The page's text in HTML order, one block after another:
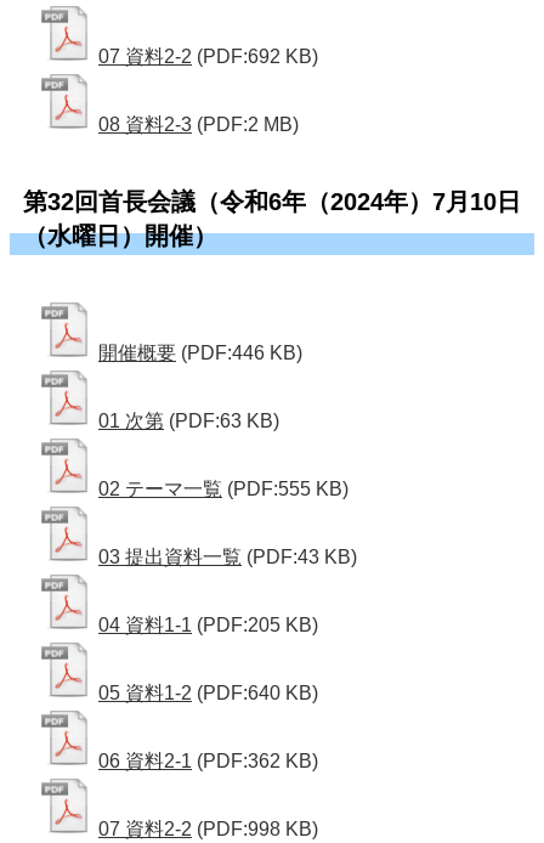
07 資料2-2 (PDF:692 KB)
08 資料2-3 (PDF:2 MB)
第32回首長会議（令和6年（2024年）7月10日
（水曜日）開催）
開催概要 (PDF:446 KB)
01 次第 (PDF:63 KB)
02 テーマ一覧 (PDF:555 KB)
03 提出資料一覧 (PDF:43 KB)
04 資料1-1 (PDF:205 KB)
05 資料1-2 (PDF:640 KB)
06 資料2-1 (PDF:362 KB)
07 資料2-2 (PDF:998 KB)